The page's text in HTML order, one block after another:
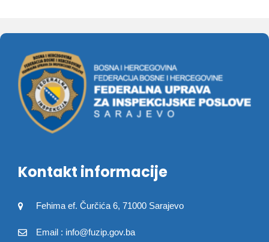
Kontakt informacije
Fehima ef. Čurčića 6, 71000 Sarajevo
Email : info@fuzip.gov.ba